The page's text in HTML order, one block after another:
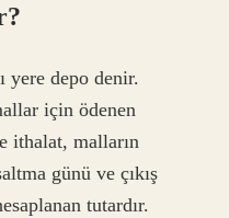
yere depo denir.
için ödenen
ithalat, malların
günü ve çıkış
tutardır.